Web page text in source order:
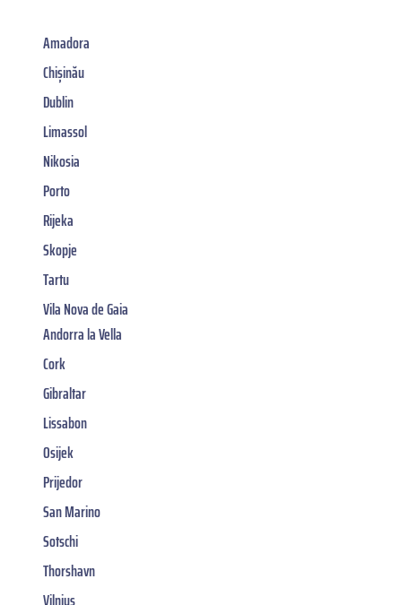
Amadora
Chișinău
Dublin
Limassol
Nikosia
Porto
Rijeka
Skopje
Tartu
Vila Nova de Gaia
Andorra la Vella
Cork
Gibraltar
Lissabon
Osijek
Prijedor
San Marino
Sotschi
Thorshavn